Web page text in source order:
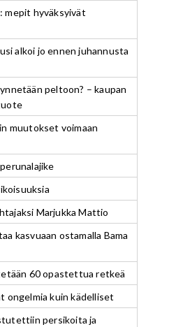
mepit hyväksyivät
alkoi jo ennen juhannusta
peltoon? – kaupan
muutokset voimaan
Marjukka Mattio
kasvuaan ostamalla Bama
60 opastettua retkeä
ongelmia kuin kädelliset
persikoita ja